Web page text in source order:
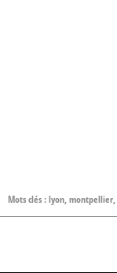
Mots clés :lyon,montpellier,